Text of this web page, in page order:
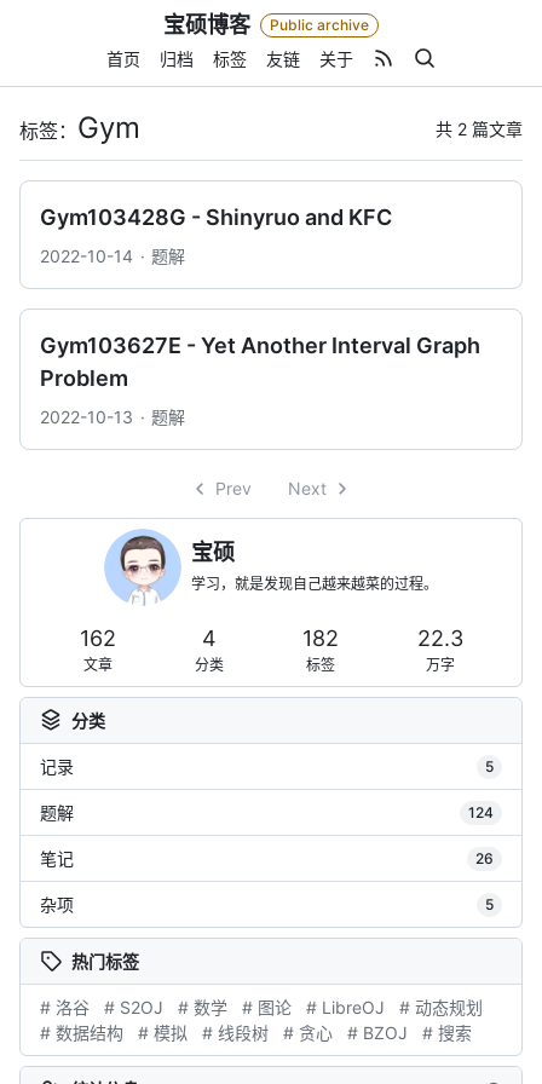
宝硕博客 Public archive
首页 归档 标签 友链 关于
标签： Gym 共 2 篇文章
Gym103428G - Shinyruo and KFC
2022-10-14 题解
Gym103627E - Yet Another Interval Graph
Problem
2022-10-13 题解
Prev Next
宝硕
学习，就是发现自己越来越菜的过程。
162
文章
4
分类
182
标签
22.3
万字
分类
记录 5
题解 124
笔记 26
杂项 5
热门标签
# 洛谷 # S2OJ # 数学 # 图论 # LibreOJ
# 动态规划
# 数据结构
# 模拟 # 线段树 # 贪心 # BZOJ # 搜索